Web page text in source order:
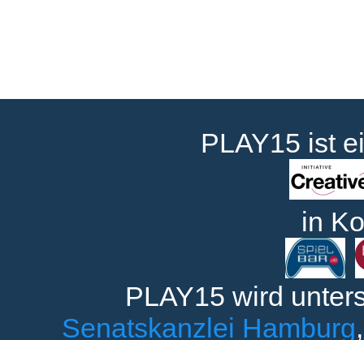
PLAY15 ist
in
PLAY15 wird
Senatskanzlei Hamburg